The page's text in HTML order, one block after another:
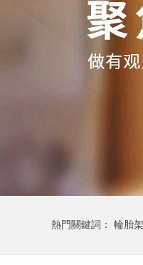
變速箱托盤
轉向機料架
消
手推車
汽車行業
衛浴行業
熱門關鍵詞： 輪胎架